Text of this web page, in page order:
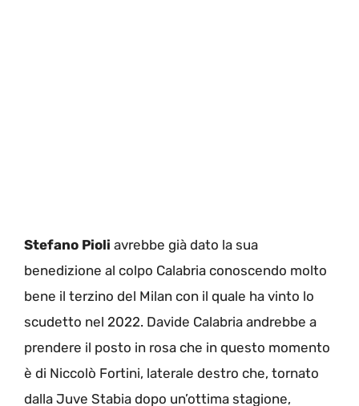
Stefano Pioli avrebbe già dato la sua
benedizione al colpo Calabria conoscendo molto
bene il terzino del Milan con il quale ha vinto lo
scudetto nel 2022. Davide Calabria andrebbe a
prendere il posto in rosa che in questo momento
è di Niccolò Fortini, laterale destro che, tornato
dalla Juve Stabia dopo un’ottima stagione,